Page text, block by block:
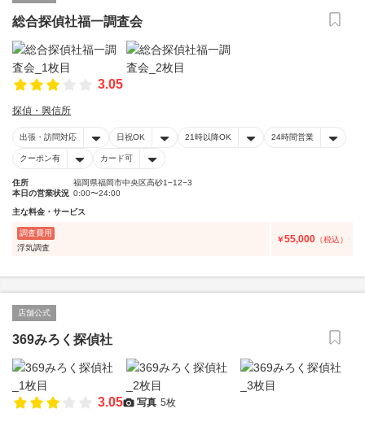
総合探偵社福一調査会
3.05
探偵・興信所
出張・訪問対応 日祝OK 21時以降OK 24時間営業
クーポン有 カード可
住所
福岡県福岡市中央区高砂1−12−3
本日の営業状況 0:00〜24:00
主な料金・サービス
調査費用
浮気調査
￥55,000 （税込）
店舗公式
369みろく探偵社
3.05 写真 5枚